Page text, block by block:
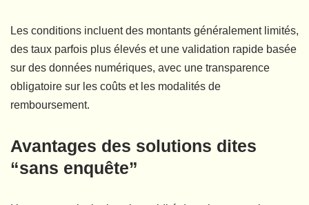
Les conditions incluent des montants généralement limités,
des taux parfois plus élevés et une validation rapide basée
sur des données numériques, avec une transparence
obligatoire sur les coûts et les modalités de
remboursement.
Avantages des solutions dites
“sans enquête”